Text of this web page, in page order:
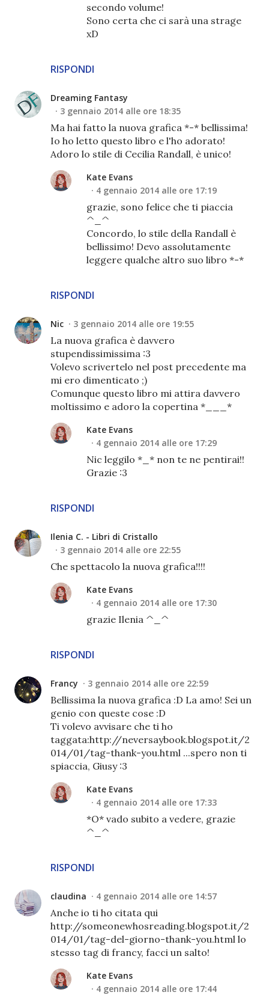
RISPONDI
secondo volume!
Sono certa che ci sarà una strage
xD
Dreaming Fantasy
3 gennaio 2014 alle ore 18:35
Ma hai fatto la nuova grafica *-* bellissima!
Io ho letto questo libro e l'ho adorato!
Adoro lo stile di Cecilia Randall, è unico!
RISPONDI
Kate Evans
4 gennaio 2014 alle ore 17:19
grazie, sono felice che ti piaccia
^_^
Concordo, lo stile della Randall è
bellissimo! Devo assolutamente
leggere qualche altro suo libro *-*
Nic 3 gennaio 2014 alle ore 19:55
La nuova grafica è davvero
stupendissimissima :3
Volevo scrivertelo nel post precedente ma
mi ero dimenticato ;)
Comunque questo libro mi attira davvero
moltissimo e adoro la copertina *___*
RISPONDI
Kate Evans
4 gennaio 2014 alle ore 17:29
Nic leggilo *_* non te ne pentirai!!
Grazie :3
Ilenia C. - Libri di Cristallo
3 gennaio 2014 alle ore 22:55
Che spettacolo la nuova grafica!!!!
RISPONDI
Kate Evans
4 gennaio 2014 alle ore 17:30
grazie Ilenia ^_^
Francy 3 gennaio 2014 alle ore 22:59
Bellissima la nuova grafica :D La amo! Sei un
genio con queste cose :D
Ti volevo avvisare che ti ho
taggata:http://neversaybook.blogspot.it/2
014/01/tag-thank-you.html ...spero non ti
spiaccia, Giusy :3
RISPONDI
Kate Evans
4 gennaio 2014 alle ore 17:33
*O* vado subito a vedere, grazie
^_^
claudina 4 gennaio 2014 alle ore 14:57
Anche io ti ho citata qui
http://someonewhosreading.blogspot.it/2
014/01/tag-del-giorno-thank-you.html lo
stesso tag di francy, facci un salto!
Kate Evans
4 gennaio 2014 alle ore 17:44